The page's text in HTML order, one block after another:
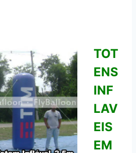
TOT
ENS
INF
LAV
EIS
EM